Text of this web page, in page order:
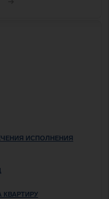
ИСПОЛНЕНИЯ
КВАРТИРУ